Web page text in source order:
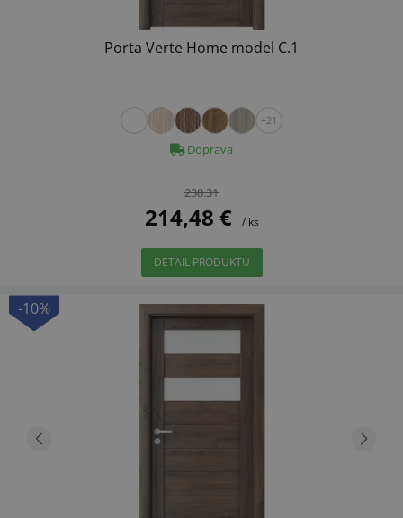
Porta Verte Home model C.1
+21
Doprava
238.31
214,48 € / ks
DETAIL PRODUKTU
-10%